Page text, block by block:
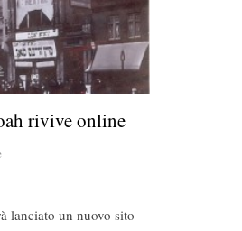
rivive online
lanciato un nuovo sito